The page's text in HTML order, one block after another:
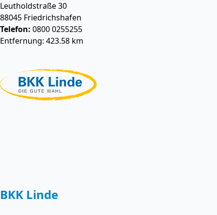
Leutholdstraße 30
88045 Friedrichshafen
Telefon: 0800 0255255
Entfernung: 423.58 km
BKK Linde